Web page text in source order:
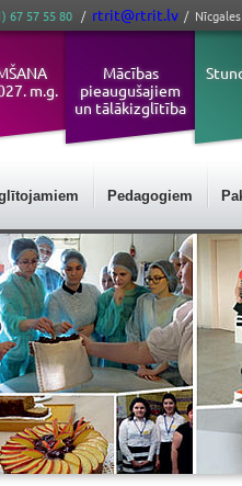
67 57 55 80 / rtrit@rtrit.lv / Nīcgales
m.g.
Mācības
pieaugušajiem
un tālākizglītība
Pedagogiem